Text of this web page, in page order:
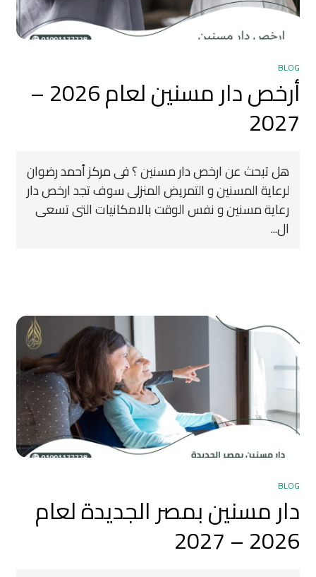
BLOG
أرخص دار مسنين لعام 2026 –
2027
هل تبحث عن ارخص دار مسنين ؟ فى مركز أحمد رضوان
لرعاية المسنين و التمريض المنزلى سوف تجد ارخص دار
رعاية مسنين و نفس الوقت بالامكانيات التى تسعى
ال...
BLOG
دار مسنين بمصر الجديدة لعام
2026 – 2027